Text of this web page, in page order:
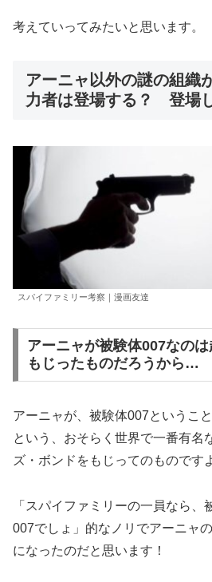
考えていってみたいと思います。
アーニャ以外の謎の組織
力者は登場する？ 登場
スパイファミリー考察｜漫画友達
アーニャが被験体007なの
もじったものだろうから…
アーニャが、被験体007というこ
という、おそらく世界で一番有名
ズ・ボンドをもじってのものです
「スパイファミリーの一員なら、
007でしょ」的なノリでアーニャ
になったのだと思います！